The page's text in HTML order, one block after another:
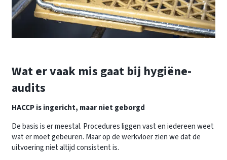
Wat er vaak mis gaat bij hygiëne-
audits
HACCP is ingericht, maar niet geborgd
De basis is er meestal. Procedures liggen vast en iedereen weet
wat er moet gebeuren. Maar op de werkvloer zien we dat de
uitvoering niet altijd consistent is.